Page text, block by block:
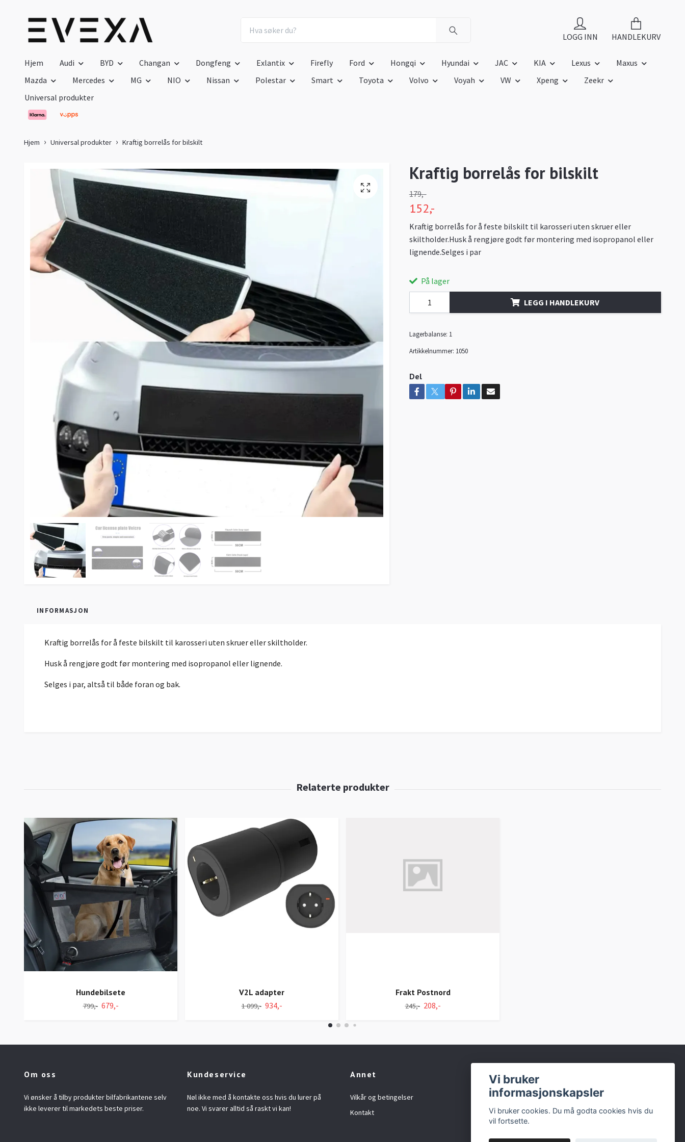
LOGG INN HANDLEKURV
Hjem Audi BYD Changan Dongfeng Exlantix Firefly Ford Hongqi Hyundai JAC KIA Lexus
Maxus
Mazda
Mercedes MG NIO Nissan Polestar Smart Toyota Volvo Voyah VW Xpeng
Zeekr
Universal produkter
Hjem Universal produkter Kraftig borrelås for bilskilt
Kraftig borrelås for bilskilt
179,-
152,-
Kraftig borrelås for å feste bilskilt til karosseri uten skruer eller
skiltholder.Husk å rengjøre godt før montering med isopropanol eller
lignende.Selges i par
På lager
LEGG I HANDLEKURV
Lagerbalanse: 1
Artikkelnummer: 1050
Del
INFORMASJON
Kraftig borrelås for å feste bilskilt til karosseri uten skruer eller skiltholder.
Husk å rengjøre godt før montering med isopropanol eller lignende.
Selges i par, altså til både foran og bak.
Hundebilsete
799,- 679,-
V2L adapter
1 099,- 934,-
Frakt Postnord
245,- 208,-
Om oss
Vi ønsker å tilby produkter bilfabrikantene selv
ikke leverer til markedets beste priser.
Kundeservice
Nøl ikke med å kontakte oss hvis du lurer på
noe. Vi svarer alltid så raskt vi kan!
Annet
Vilkår og betingelser
Kontakt
Sosiale medier
Facebook
Instagram
Vi bruker
informasjonskapsler
Vi bruker cookies. Du må godta cookies hvis du
vil fortsette.